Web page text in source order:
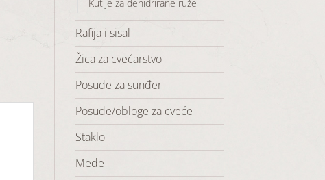
Kutije za dehidrirane ruže
Rafija i sisal
Žica za cvećarstvo
Posude za sunđer
Posude/obloge za cveće
Staklo
Mede